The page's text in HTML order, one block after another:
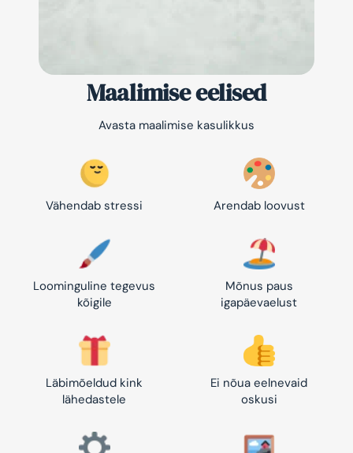
Maalimise eelised
Avasta maalimise kasulikkus
Vähendab stressi Arendab loovust
Loominguline tegevus
kõigile
Mõnus paus
igapäevaelust
Läbimõeldud kink
lähedastele
Ei nõua eelnevaid
oskusi